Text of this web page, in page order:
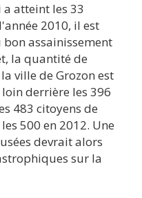
atteint les 33
2010, il est
assainissement
la quantité de
ville de Grozon est
derrière les 396
483 citoyens de
500 en 2012. Une
devrait alors
sur la